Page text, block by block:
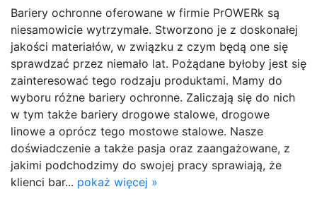
Bariery ochronne oferowane w firmie PrOWERk są
niesamowicie wytrzymałe. Stworzono je z doskonałej
jakości materiałów, w związku z czym będą one się
sprawdzać przez niemało lat. Pożądane byłoby jest się
zainteresować tego rodzaju produktami. Mamy do
wyboru różne bariery ochronne. Zaliczają się do nich
w tym także bariery drogowe stalowe, drogowe
linowe a oprócz tego mostowe stalowe. Nasze
doświadczenie a także pasja oraz zaangażowane, z
jakimi podchodzimy do swojej pracy sprawiają, że
klienci bar... pokaż więcej »